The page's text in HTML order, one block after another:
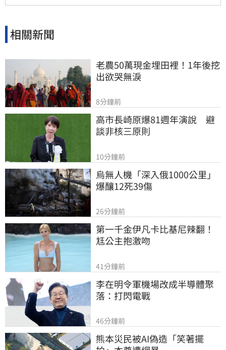
危險海域，確保生命財產安全。
相關新聞
老農50萬現金埋田裡！1年後挖
出欲哭無淚
8分鐘前
高市長崎原爆81週年演說　避
談非核三原則
10分鐘前
烏無人機「深入俄1000公里」
爆釀12死39傷
26分鐘前
第一千金伊凡卡比基尼辣翻！
尪公主抱激吻
41分鐘前
李在明令軍機場改成半導體聚
落：打閃電戰
46分鐘前
熊本災民被AI偽造「笑著擺